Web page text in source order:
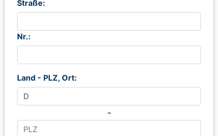
Straße:
Nr.:
Land - PLZ, Ort:
-